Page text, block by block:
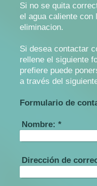
Si no se quita
el agua caliente
eliminacion.
Si desea contactar
rellene el siguiente
prefiere puede
a través del
Formulario de
Nombre: *
Dirección de